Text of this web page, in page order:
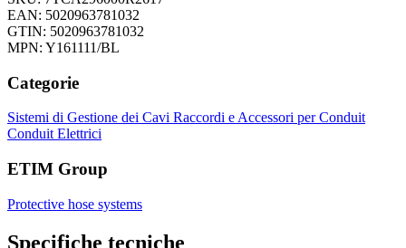
EAN: 5020963781032
GTIN: 5020963781032
MPN: Y161111/BL
Categorie
Sistemi di Gestione dei Cavi Raccordi e Accessori per Conduit
Conduit Elettrici
ETIM Group
Protective hose systems
Specifiche tecniche